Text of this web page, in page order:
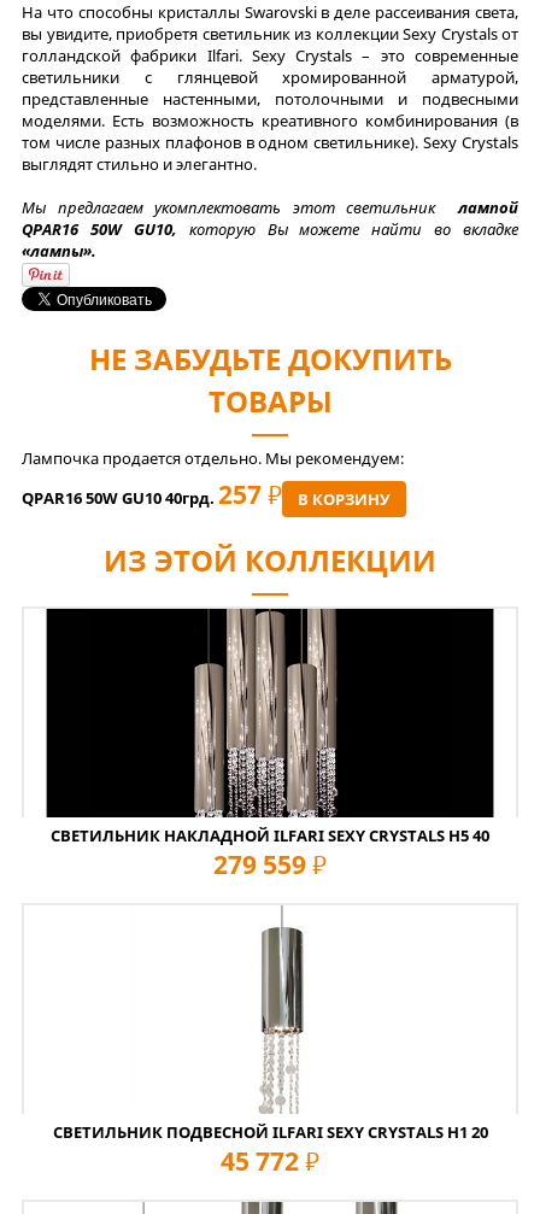
На что способны кристаллы Swarovski в деле рассеивания света,
вы увидите, приобретя светильник из коллекции Sexy Crystals от
голландской фабрики Ilfari. Sexy Crystals – это современные
светильники с глянцевой хромированной арматурой,
представленные настенными, потолочными и подвесными
моделями. Есть возможность креативного комбинирования (в
том числе разных плафонов в одном светильнике). Sexy Crystals
выглядят стильно и элегантно.
Мы предлагаем укомплектовать этот светильниклампой
QPAR16 50W GU10, которую Вы можете найти во вкладке
«лампы».
НЕ ЗАБУДЬТЕ ДОКУПИТЬ
ТОВАРЫ
Лампочка продается отдельно. Мы рекомендуем:
QPAR16 50W GU10 40грд. 257 РУБ В КОРЗИНУ
ИЗ ЭТОЙ КОЛЛЕКЦИИ
СВЕТИЛЬНИК НАКЛАДНОЙ ILFARI SEXY CRYSTALS H5 40
279 559 руб
СВЕТИЛЬНИК ПОДВЕСНОЙ ILFARI SEXY CRYSTALS H1 20
45 772 руб